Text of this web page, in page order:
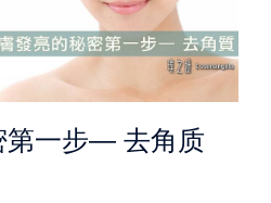
第一步— 去角质